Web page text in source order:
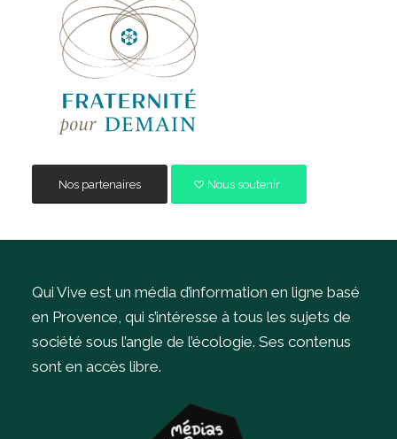
Nos partenaires Nous soutenir
Qui Vive est un média d’information en ligne basé
en Provence, qui s’intéresse à tous les sujets de
société sous l’angle de l’écologie. Ses contenus
sont en accès libre.